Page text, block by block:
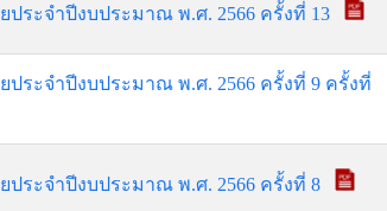
ประจำปีงบประมาณ พ.ศ. 2566 ครั้งที่ 13
ประจำปีงบประมาณ พ.ศ. 2566 ครั้งที่ 9 ครั้งที่
ประจำปีงบประมาณ พ.ศ. 2566 ครั้งที่ 8